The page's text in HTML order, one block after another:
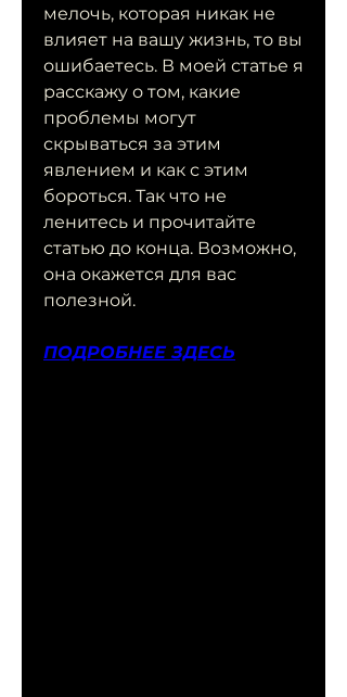
мелочь, которая никак не
влияет на вашу жизнь, то вы
ошибаетесь. В моей статье я
расскажу о том, какие
проблемы могут
скрываться за этим
явлением и как с этим
бороться. Так что не
ленитесь и прочитайте
статью до конца. Возможно,
она окажется для вас
полезной.
ПОДРОБНЕЕ ЗДЕСЬ